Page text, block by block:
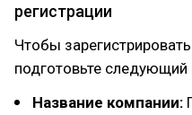
регистрации
Чтобы
подготовьте следующий
Название компании: